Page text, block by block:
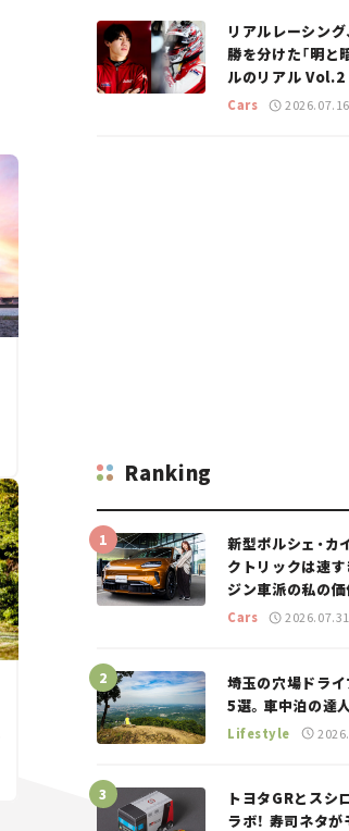
リアルレーシング
勝を分けた「明と
ルのリアル Vol.2
GT 2026開幕戦
Cars 2026.07.16
Ranking
新型ポルシェ・カ
クトリックは速す
ジン車派の私の
た、新しいポルシ
Cars 2026.07.31
埼玉の穴場ドラ
5選。車中泊の達
Lifestyle
トヨタGRとスシ
ラボ！ 寿司ネタ